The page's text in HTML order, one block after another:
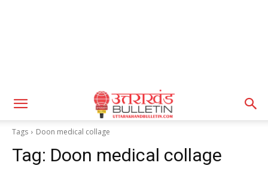
Tags Doon medical collage
Tag: Doon medical collage